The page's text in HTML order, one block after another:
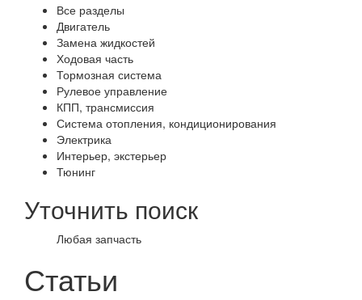
Все разделы
Двигатель
Замена жидкостей
Ходовая часть
Тормозная система
Рулевое управление
КПП, трансмиссия
Система отопления, кондиционирования
Электрика
Интерьер, экстерьер
Тюнинг
Уточнить поиск
Любая запчасть
Статьи